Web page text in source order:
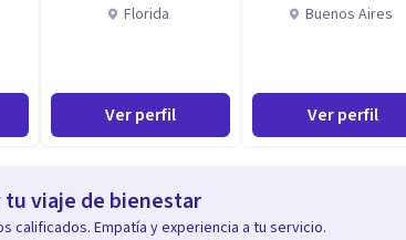
Florida
Ver perfil
Buenos Aires
Ver perfil
tu viaje de bienestar
calificados. Empatía y experiencia a tu servicio.